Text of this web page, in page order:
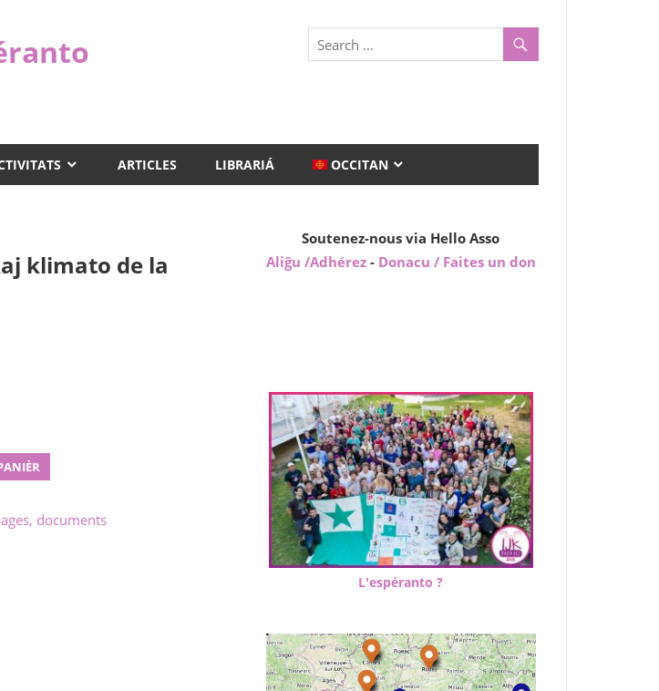
ARTICLES LIBRARIÁ OCCITAN
klimato de la
documents
Soutenez-nous via Hello Asso
Aliĝu /Adhérez - Donacu / Faites un don
L'espéranto ?